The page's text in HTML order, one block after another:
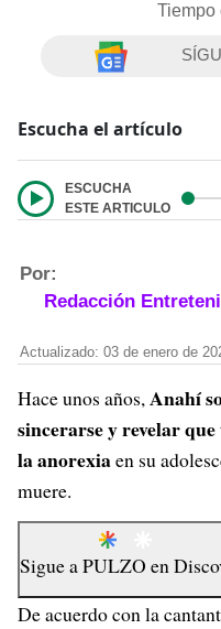
Tiempo
Escucha el artículo
ESCUCHA
ESTE ARTICULO
Por:
Redacción
Actualizado: 03 de enero de
Hace unos años,Anahí
sincerarse y revelar
la anorexiaen su
muere.
Sigue aPULZO en
De acuerdo con la